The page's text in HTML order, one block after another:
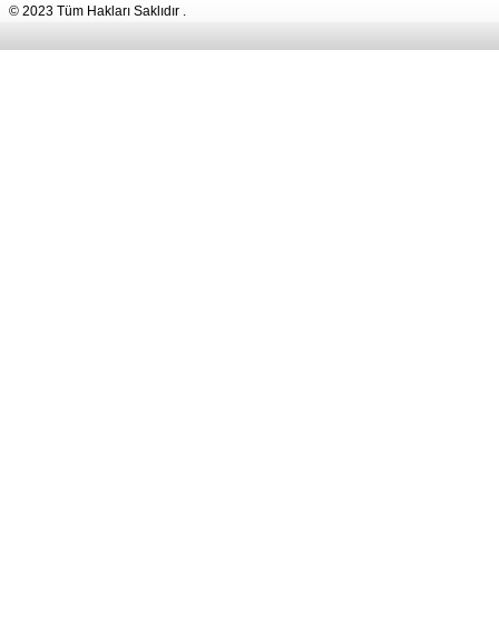
© 2023 Tüm Hakları Saklıdır .